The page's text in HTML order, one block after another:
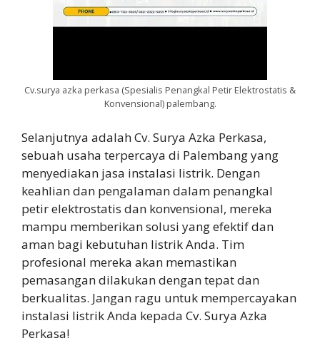
Cv.surya azka perkasa (Spesialis Penangkal Petir Elektrostatis &
Konvensional) palembang.
Selanjutnya adalah Cv. Surya Azka Perkasa,
sebuah usaha terpercaya di Palembang yang
menyediakan jasa instalasi listrik. Dengan
keahlian dan pengalaman dalam penangkal
petir elektrostatis dan konvensional, mereka
mampu memberikan solusi yang efektif dan
aman bagi kebutuhan listrik Anda. Tim
profesional mereka akan memastikan
pemasangan dilakukan dengan tepat dan
berkualitas. Jangan ragu untuk mempercayakan
instalasi listrik Anda kepada Cv. Surya Azka
Perkasa!